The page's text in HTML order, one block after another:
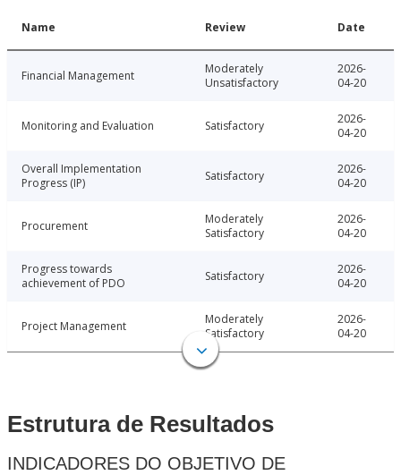
Name Review Date
Financial Management
Moderately
Unsatisfactory
2026-
04-20
Monitoring and Evaluation Satisfactory
2026-
04-20
Overall Implementation
Progress (IP)
Satisfactory
2026-
04-20
Procurement
Moderately
Satisfactory
2026-
04-20
Progress towards
achievement of PDO
Satisfactory
2026-
04-20
Project Management
Moderately
Satisfactory
2026-
04-20
Estrutura de Resultados
INDICADORES DO OBJETIVO DE